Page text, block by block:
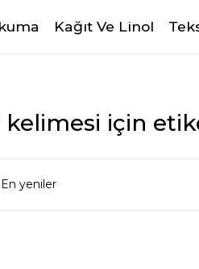
Kağıt Ve Linol
kelimesi için
En yeniler